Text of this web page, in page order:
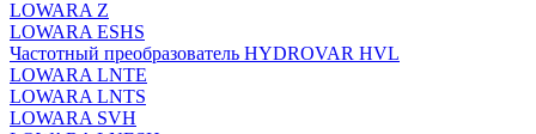
LOWARA Z
LOWARA ESHS
Частотный преобразователь HYDROVAR HVL
LOWARA LNTE
LOWARA LNTS
LOWARA SVH